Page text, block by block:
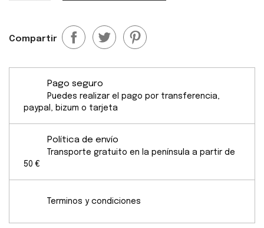
Compartir
Pago seguro
Puedes realizar el pago por transferencia,
paypal, bizum o tarjeta
Política de envío
Transporte gratuito en la península a partir de
50 €
Terminos y condiciones